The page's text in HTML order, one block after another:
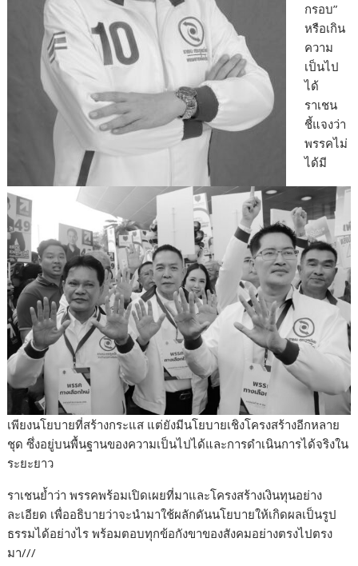
กรอบ”
หรือเกิน
ความ
เป็นไป
ได้
ราเชน
ชี้แจงว่า
พรรคไม่
ได้มี
เพียงนโยบายที่สร้างกระแส แต่ยังมีนโยบายเชิงโครงสร้างอีกหลาย
ชุด ซึ่งอยู่บนพื้นฐานของความเป็นไปได้และการดำเนินการได้จริงใน
ระยะยาว
ราเชนย้ำว่า พรรคพร้อมเปิดเผยที่มาและโครงสร้างเงินทุนอย่าง
ละเอียด เพื่ออธิบายว่าจะนำมาใช้ผลักดันนโยบายให้เกิดผลเป็นรูป
ธรรมได้อย่างไร พร้อมตอบทุกข้อกังขาของสังคมอย่างตรงไปตรง
มา///